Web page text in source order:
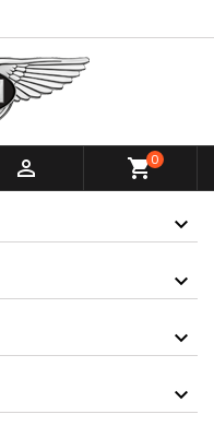
 shopping_cart0